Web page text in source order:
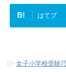
B! はてブ
-女子小学校受験